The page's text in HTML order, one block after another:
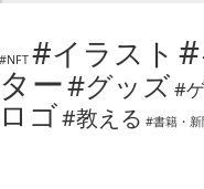
#NFT #イラスト
ター#グッズ#
ロゴ#教える #書籍・新